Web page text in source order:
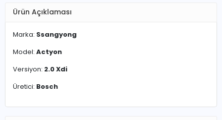
Ürün Açıklaması
Marka: Ssangyong
Model: Actyon
Versiyon: 2.0 Xdi
Üretici: Bosch